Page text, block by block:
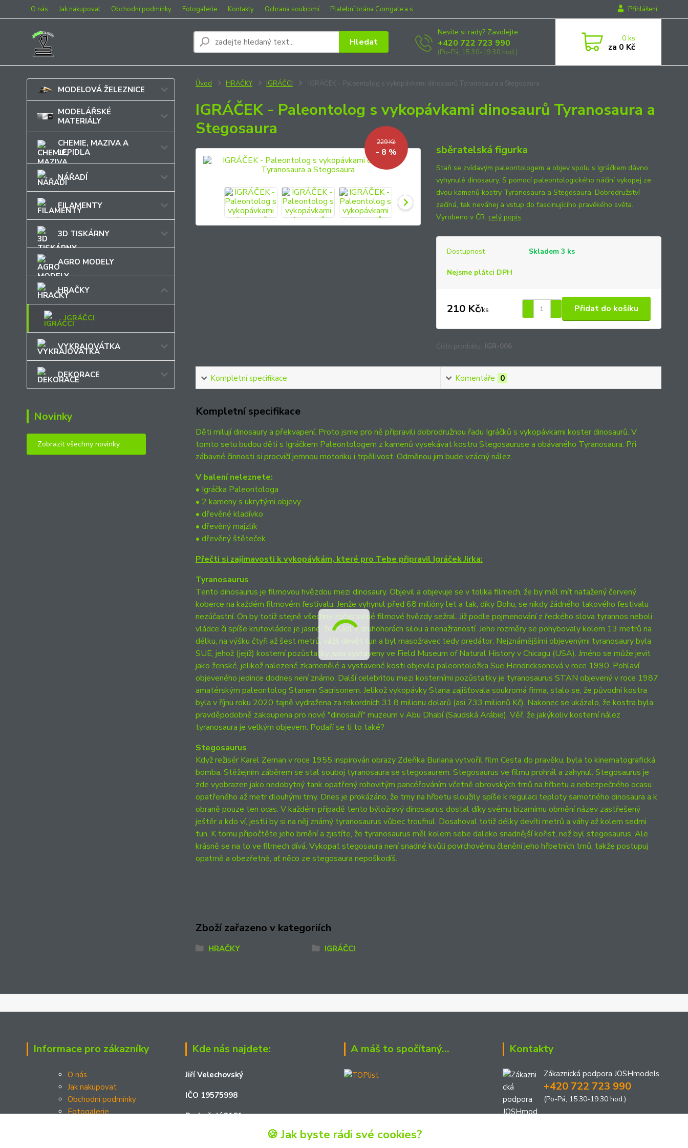
O nás Jak nakupovat Obchodní podmínky Fotogalerie Kontakty Ochrana soukromí Platební brána Comgate a.s. Přihlášení
Hledat
Nevíte si rady? Zavolejte.
+420 722 723 990
(Po-Pá, 15:30-19:30 hod.)
0ks
za 0 Kč
MODELOVÁ ŽELEZNICE
MODELÁŘSKÉ
MATERIÁLY
CHEMIE, MAZIVA A
LEPIDLA
NÁŘADÍ
FILAMENTY
3D TISKÁRNY
AGRO MODELY
HRAČKY
IGRÁČCI
VYKRAJOVÁTKA
DEKORACE
Novinky
Zobrazit všechny novinky
Úvod HRAČKY IGRÁČCI IGRÁČEK - Paleontolog s vykopávkami dinosaurů Tyranosaura a Stegosaura
IGRÁČEK - Paleontolog s vykopávkami dinosaurů Tyranosaura a
Stegosaura
229 Kč
- 8 % sběratelská figurka
Staň se zvídavým paleontologem a objev spolu s Igráčkem dávno
vyhynulé dinosaury. S pomocí paleontologického náčiní vykopej ze
dvou kamenů kostry Tyranosaura a Stegosaura. Dobrodružství
začíná, tak neváhej a vstup do fascinujícího pravěkého světa.
Vyrobeno v ČR. celý popis
Dostupnost Skladem 3 ks
Nejsme plátci DPH
210 Kč/ks Přidat do košíku
Číslo produktu: IGR-006
Kompletní specifikace Komentáře 0
Kompletní specifikace
Děti milují dinosaury a překvapení. Proto jsme pro ně připravili dobrodružnou řadu Igráčků s vykopávkami koster dinosaurů. V
tomto setu budou děti s Igráčkem Paleontologem z kamenů vysekávat kostru Stegosauruse a obávaného Tyranosaura. Při
zábavné činnosti si procvičí jemnou motoriku i trpělivost. Odměnou jim bude vzácný nález.
V balení neleznete:
• Igráčka Paleontologa
• 2 kameny s ukrytými objevy
• dřevěné kladívko
• dřevěný majzlík
• dřevěný štěteček
Přečti si zajímavosti k vykopávkám, které pro Tebe připravil Igráček Jirka:
Tyranosaurus
Tento dinosaurus je filmovou hvězdou mezi dinosaury. Objevil a objevuje se v tolika filmech, že by měl mít natažený červený
koberce na každém filmovém festivalu. Jenže vyhynul před 68 milióny let a tak, díky Bohu, se nikdy žádného takového festivalu
nezúčastní. On by totiž stejně všechny zúčastněné filmové hvězdy sežral. Již podle pojmenování z řeckého slova tyrannos neboli
vládce či spíše krutovládce je jasné, že vládl v druhohorách silou a nenažraností. Jeho rozměry se pohybovaly kolem 13 metrů na
délku, na výšku čtyři až šest metrů, vážil devět tun a byl masožravec tedy predátor. Nejznámějšími objevenými tyranosaury byla
SUE, jehož (jejíž) kosterní pozůstatky jsou vystaveny ve Field Museum of Natural History v Chicagu (USA). Jméno se může jevit
jako ženské, jelikož nalezené zkamenělé a vystavené kosti objevila paleontoložka Sue Hendricksonová v roce 1990. Pohlaví
objeveného jedince dodnes není známo. Další celebritou mezi kosterními pozůstatky je tyranosaurus STAN objevený v roce 1987
amatérským paleontolog Stanem Sacrisonem. Jelikož vykopávky Stana zajišťovala soukromá firma, stalo se, že původní kostra
byla v říjnu roku 2020 tajně vydražena za rekordních 31,8 milionu dolarů (asi 733 milionů Kč). Nakonec se ukázalo, že kostra byla
pravděpodobně zakoupena pro nové "dinosauří" muzeum v Abu Dhabí (Saudská Arábie). Věř, že jakýkoliv kosterní nález
tyranosaura je velkým objevem. Podaří se ti to také?
Stegosaurus
Když režisér Karel Zeman v roce 1955 inspirován obrazy Zdeňka Buriana vytvořil film Cesta do pravěku, byla to kinematografická
bomba. Stěžejním záběrem se stal souboj tyranosaura se stegosaurem. Stegosaurus ve filmu prohrál a zahynul. Stegosaurus je
zde vyobrazen jako nedobytný tank opatřený rohovitým pancéřováním včetně obrovských trnů na hřbetu a nebezpečného ocasu
opatřeného až metr dlouhými trny. Dnes je prokázáno, že trny na hřbetu sloužily spíše k regulaci teploty samotného dinosaura a k
obraně pouze ten ocas. V každém případě tento býložravý dinosaurus dostal díky svému bizarnímu obrnění název zastřešený
ještěr a kdo ví, jestli by si na něj známý tyranosaurus vůbec troufnul. Dosahoval totiž délky devíti metrů a váhy až kolem sedmi
tun. K tomu připočtěte jeho brnění a zjistíte, že tyranosaurus měl kolem sebe daleko snadnější kořist, než byl stegosaurus. Ale
krásně se na to ve filmech dívá. Vykopat stegosaura není snadné kvůli povrchovému členění jeho hřbetních trnů, takže postupuj
opatrně a obezřetně, ať něco ze stegosaura nepoškodíš.
Zboží zařazeno v kategoriích
HRAČKY IGRÁČCI
Informace pro zákazníky
O nás
Jak nakupovat
Obchodní podmínky
Fotogalerie
Kde nás najdete:
Jiří Velechovský
IČO 19575998
Podměstí 2161
A máš to spočítaný... Kontakty
Zákaznická podpora JOSHmodels
+420 722 723 990
(Po-Pá, 15:30-19:30 hod.)
🍪 Jak byste rádi své cookies?